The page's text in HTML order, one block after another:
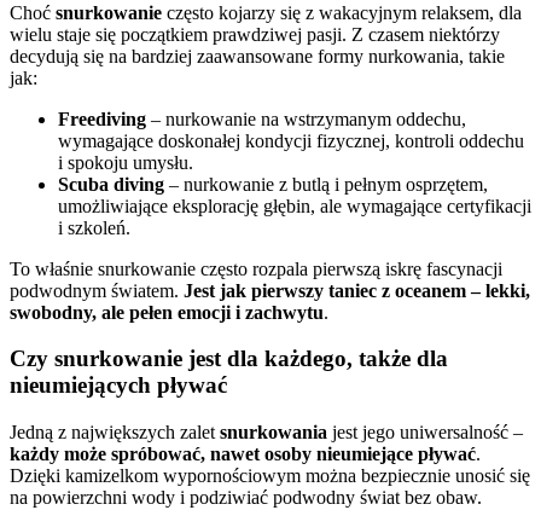
Choć snurkowanie często kojarzy się z wakacyjnym relaksem, dla
wielu staje się początkiem prawdziwej pasji. Z czasem niektórzy
decydują się na bardziej zaawansowane formy nurkowania, takie
jak:
Freediving – nurkowanie na wstrzymanym oddechu,
wymagające doskonałej kondycji fizycznej, kontroli oddechu
i spokoju umysłu.
Scuba diving – nurkowanie z butlą i pełnym osprzętem,
umożliwiające eksplorację głębin, ale wymagające certyfikacji
i szkoleń.
To właśnie snurkowanie często rozpala pierwszą iskrę fascynacji
podwodnym światem. Jest jak pierwszy taniec z oceanem – lekki,
swobodny, ale pełen emocji i zachwytu.
Czy snurkowanie jest dla każdego, także dla
nieumiejących pływać
Jedną z największych zalet snurkowania jest jego uniwersalność –
każdy może spróbować, nawet osoby nieumiejące pływać.
Dzięki kamizelkom wypornościowym można bezpiecznie unosić się
na powierzchni wody i podziwiać podwodny świat bez obaw.